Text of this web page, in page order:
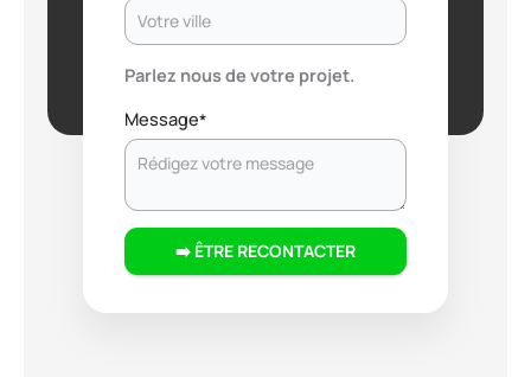
Parlez nous de votre projet.
Message*
➡️ ÊTRE RECONTACTER